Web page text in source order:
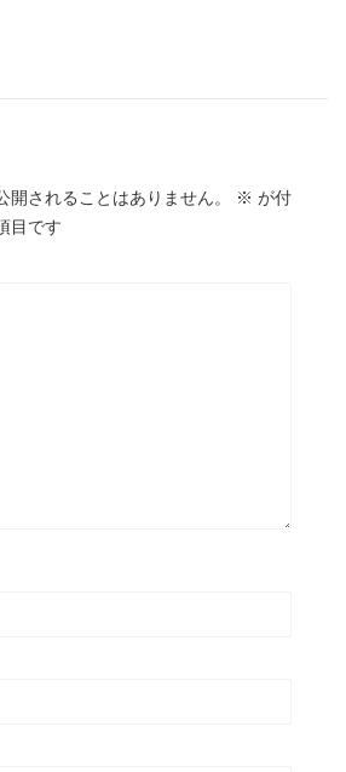
開されることはありません。 ※ が付
目です